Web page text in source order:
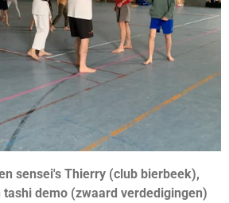
sensei's Thierry (club bierbeek),
tashi demo (zwaard verdedigingen)